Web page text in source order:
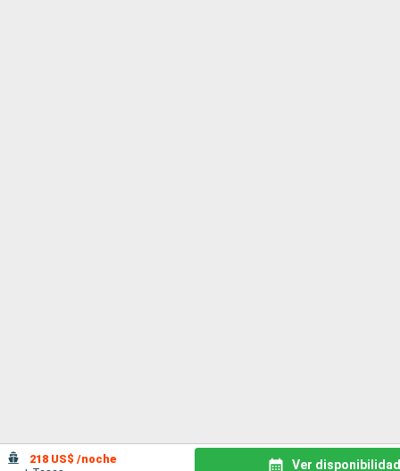
218 US$ /noche
Ver disponibilidad